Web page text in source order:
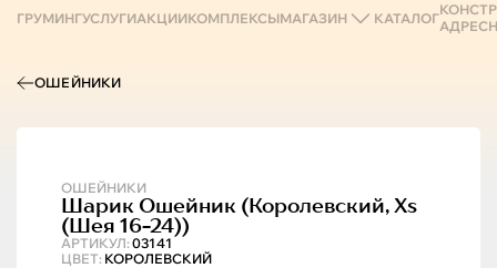
ГРУМИНГУСЛУГИАКЦИИКОМПЛЕКСЫМАГАЗИН КАТАЛОГ
ОШЕЙНИКИ
ОШЕЙНИКИ
АРТИКУЛ: 03141
Шарик Ошейник (королевский, Xs
(шея 16-24))
ЦВЕТ: КОРОЛЕВСКИЙ